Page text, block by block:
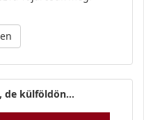
de külföldön…